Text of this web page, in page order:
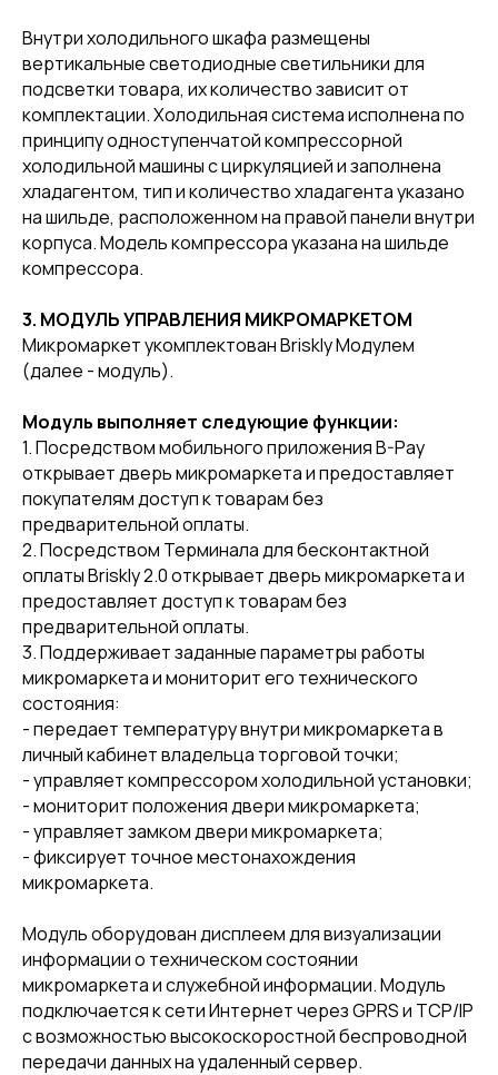
Внутри холодильного шкафа размещены
вертикальные светодиодные светильники для
подсветки товара, их количество зависит от
комплектации. Холодильная система исполнена по
принципу одноступенчатой компрессорной
холодильной машины с циркуляцией и заполнена
хладагентом, тип и количество хладагента указано
на шильде, расположенном на правой панели внутри
корпуса. Модель компрессора указана на шильде
компрессора.
3. МОДУЛЬ УПРАВЛЕНИЯ МИКРОМАРКЕТОМ
Микромаркет укомплектован Briskly Модулем
(далее - модуль).
Модуль выполняет следующие функции:
1. Посредством мобильного приложения B-Pay
открывает дверь микромаркета и предоставляет
покупателям доступ к товарам без
предварительной оплаты.
2. Посредством Терминала для бесконтактной
оплаты Briskly 2.0 открывает дверь микромаркета и
предоставляет доступ к товарам без
предварительной оплаты.
3. Поддерживает заданные параметры работы
микромаркета и мониторит его технического
состояния:
- передает температуру внутри микромаркета в
личный кабинет владельца торговой точки;
- управляет компрессором холодильной установки;
- мониторит положения двери микромаркета;
- управляет замком двери микромаркета;
- фиксирует точное местонахождения
микромаркета.
Модуль оборудован дисплеем для визуализации
информации о техническом состоянии
микромаркета и служебной информации. Модуль
подключается к сети Интернет через GPRS и TCP/IP
с возможностью высокоскоростной беспроводной
передачи данных на удаленный сервер.